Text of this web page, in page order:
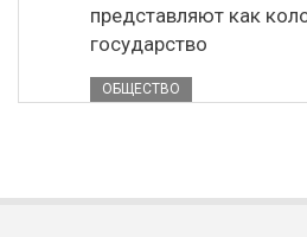
представляют как
государство
ОБЩЕСТВО